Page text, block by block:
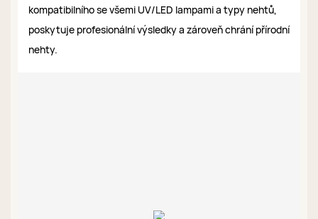
kompatibilního se všemi UV/LED lampami a typy nehtů,
poskytuje profesionální výsledky a zároveň chrání přírodní
nehty.